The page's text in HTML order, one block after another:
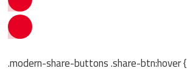
.modern-share-buttons .share-btn:hover {